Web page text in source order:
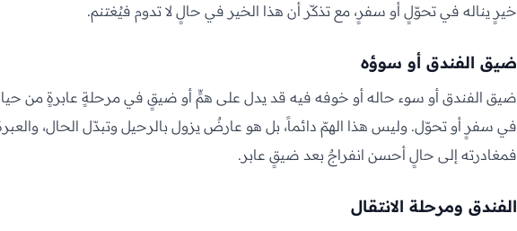
خيرٍ يناله في تحوّلٍ أو سفرٍ، مع تذكّر أن هذا الخير في حالٍ لا تدوم فيُغتنم.
ضيق الفندق أو سوؤه
ضيق الفندق أو سوء حاله أو خوفه فيه قد يدل على همٍّ أو ضيقٍ في مرحلةٍ عابرةٍ من
في سفرٍ أو تحوّل. وليس هذا الهمّ دائماً، بل هو عارضٌ يزول بالرحيل وتبدّل الحال، والعبرة
فمغادرته إلى حالٍ أحسن انفراجٌ بعد ضيقٍ عابر.
الفندق ومرحلة الانتقال